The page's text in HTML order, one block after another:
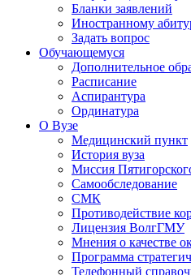
Бланки заявлений
Иностранному
Задать вопрос
Обучающемуся
Дополнительное
Расписание
Аспирантура
Ординатура
О Вузе
Медицинский пункт
История вуза
Миссия
Самообследование
СМК
Противодействие
Лицензия ВолгГМУ
Мнения о качестве
Программа
Телефонный